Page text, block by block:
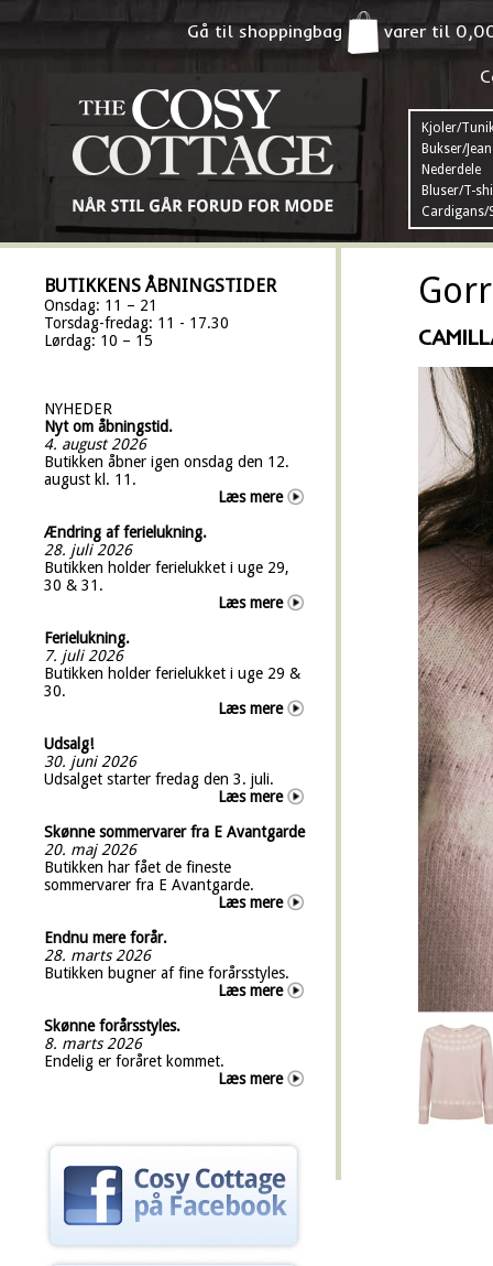
Gå til shoppingbag varer til
Kjoler/
Bukser/
Nederdele
Bluser/T-
Cardigans/
BUTIKKENS ÅBNINGSTIDER
Onsdag: 11 – 21
Torsdag-fredag: 11 - 17.30
Lørdag: 10 – 15
NYHEDER
Nyt om åbningstid.
4. august 2026
Butikken åbner igen onsdag den 12.
august kl. 11.
Læs mere
Ændring af ferielukning.
28. juli 2026
Butikken holder ferielukket i uge 29,
30 & 31.
Læs mere
Ferielukning.
7. juli 2026
Butikken holder ferielukket i uge 29 &
30.
Læs mere
Udsalg!
30. juni 2026
Udsalget starter fredag den 3. juli.
Læs mere
Skønne sommervarer fra E Avantgarde
20. maj 2026
Butikken har fået de fineste
sommervarer fra E Avantgarde.
Læs mere
Endnu mere forår.
28. marts 2026
Butikken bugner af fine forårsstyles.
Læs mere
Skønne forårsstyles.
8. marts 2026
Endelig er foråret kommet.
Læs mere